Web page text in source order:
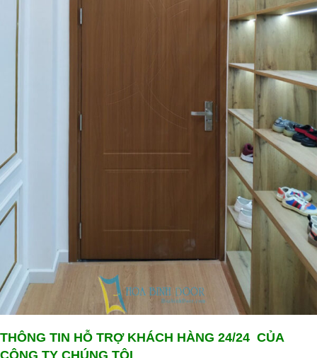
THÔNG TIN HỖ TRỢ KHÁCH HÀNG 24/24 CỦA
CÔNG TY CHÚNG TÔI